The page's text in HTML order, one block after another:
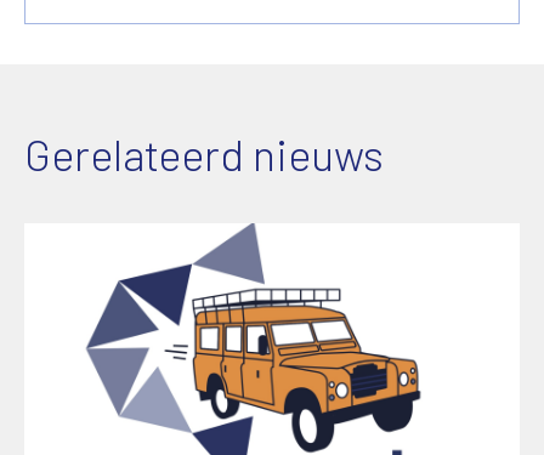
Gerelateerd nieuws